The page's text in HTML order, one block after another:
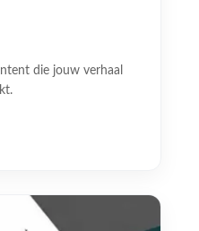
die jouw verhaal